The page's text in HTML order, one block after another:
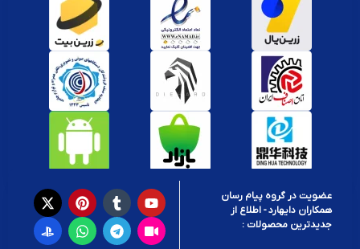
عضویت در گروه پیام رسان
همکاران دایهارد - اطلاع از
جدیدترین محصولات :